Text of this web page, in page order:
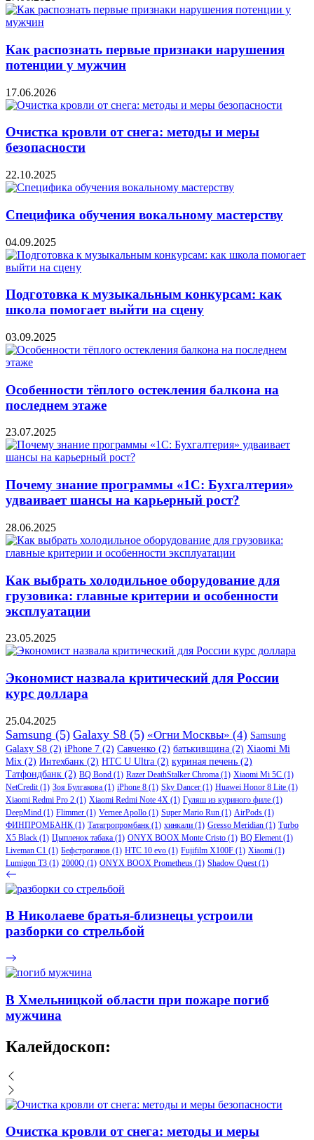
Как распознать первые признаки нарушения
потенции у мужчин
17.06.2026
Очистка кровли от снега: методы и меры
безопасности
22.10.2025
Специфика обучения вокальному мастерству
04.09.2025
Подготовка к музыкальным конкурсам: как
школа помогает выйти на сцену
03.09.2025
Особенности тёплого остекления балкона на
последнем этаже
23.07.2025
Почему знание программы «1С: Бухгалтерия»
удваивает шансы на карьерный рост?
28.06.2025
Как выбрать холодильное оборудование для
грузовика: главные критерии и особенности
эксплуатации
23.05.2025
Экономист назвала критический для России
курс доллара
25.04.2025
Samsung (5) Galaxy S8 (5) «Огни Москвы» (4) Samsung
Galaxy S8 (2) iPhone 7 (2) Савченко (2) батькивщина (2) Xiaomi Mi
Mix (2) Интехбанк (2) HTC U Ultra (2) куриная печень (2)
Татфондбанк (2) BQ Bond (1) Razer DeathStalker Chroma (1) Xiaomi Mi 5C (1)
NetCredit (1) Зоя Булгакова (1) iPhone 8 (1) Sky Dancer (1) Huawei Honor 8 Lite (1)
Xiaomi Redmi Pro 2 (1) Xiaomi Redmi Note 4X (1) Гуляш из куриного филе (1)
DeepMind (1) Flimmer (1) Vernee Apollo (1) Super Mario Run (1) AirPods (1)
ФИНПРОМБАНК (1) Татагропромбанк (1) хинкали (1) Gresso Meridian (1) Turbo
X5 Black (1) Цыпленок табака (1) ONYX BOOX Monte Cristo (1) BQ Element (1)
Liveman C1 (1) Бефстроганов (1) HTC 10 evo (1) Fujifilm X100F (1) Xiaomi (1)
Lumigon T3 (1) 2000Q (1) ONYX BOOX Prometheus (1) Shadow Quest (1)
В Николаеве братья-близнецы устроили
разборки со стрельбой
В Хмельницкой области при пожаре погиб
мужчина
Калейдоскоп:
Очистка кровли от снега: методы и меры